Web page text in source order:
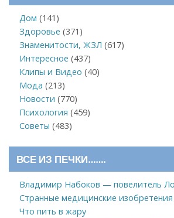
Дом (141)
Здоровье (371)
Знаменитости, ЖЗЛ (617)
Интересное (437)
Клипы и Видео (40)
Мода (213)
Новости (770)
Психология (459)
Советы (483)
ВСЕ ИЗ ПЕЧКИ…….
Владимир Набоков — повелитель
Странные медицинские
Что пить в жару